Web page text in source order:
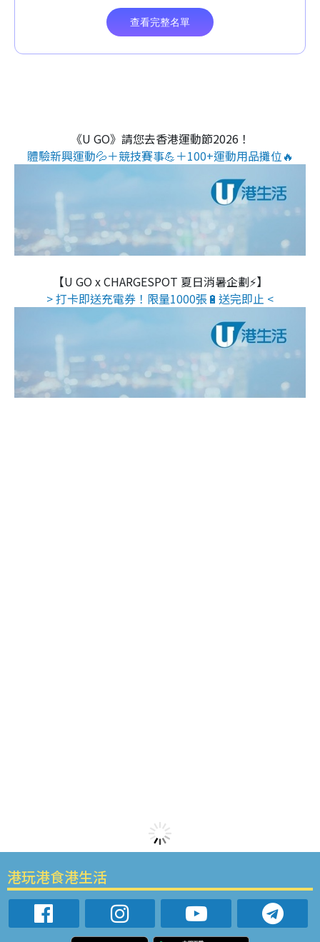
《U GO》請您去香港運動節2026！
體驗新興運動💦＋競技賽事💪＋100+運動用品攤位🔥
【U GO x CHARGESPOT 夏日消暑企劃⚡】
> 打卡即送充電券！限量1000張🔋送完即止 <
港玩港食港生活